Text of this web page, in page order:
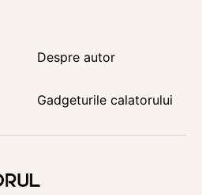
Despre autor
Gadgeturile calatorului